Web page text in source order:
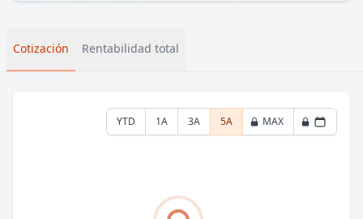
Cotización Rentabilidad total
YTD 1A 3A 5A MAX